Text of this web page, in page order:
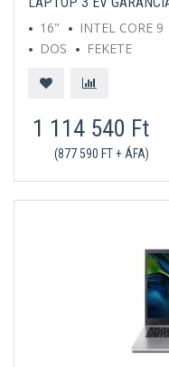
16"
INTEL CORE 9
DOS
FEKETE
1 114 540 Ft
(877 590 FT + ÁFA)